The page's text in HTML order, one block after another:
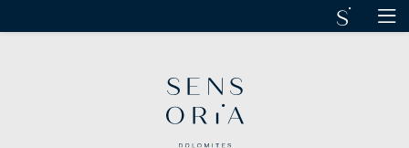
SENSORIA DOLOMITES